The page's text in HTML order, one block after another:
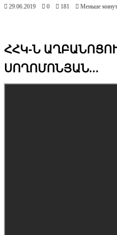
29.06.2019 0 181 Меньше
ՀՀԿ-Ն
ՍՈՂՈՄՈՆՅԱՆ…